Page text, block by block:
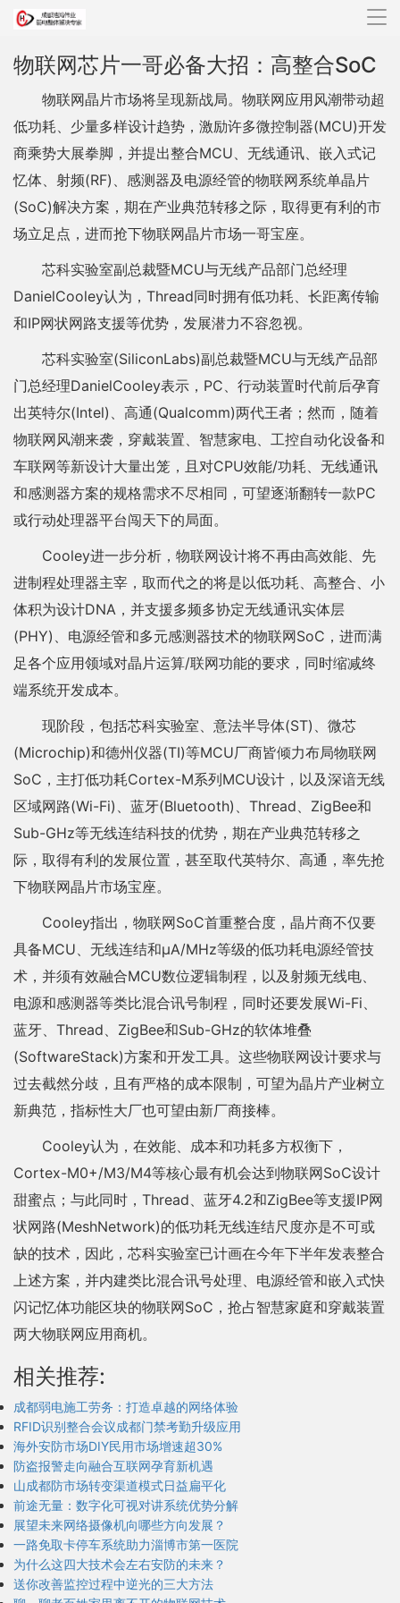
导
物联网芯片一哥必备大招：高整合SoC
物联网晶片市场将呈现新战局。物联网应用风潮带动超
低功耗、少量多样设计趋势，激励许多微控制器(MCU)开发
商乘势大展拳脚，并提出整合MCU、无线通讯、嵌入式记
忆体、射频(RF)、感测器及电源经管的物联网系统单晶片
(SoC)解决方案，期在产业典范转移之际，取得更有利的市
场立足点，进而抢下物联网晶片市场一哥宝座。
芯科实验室副总裁暨MCU与无线产品部门总经理
DanielCooley认为，Thread同时拥有低功耗、长距离传输
和IP网状网路支援等优势，发展潜力不容忽视。
芯科实验室(SiliconLabs)副总裁暨MCU与无线产品部
门总经理DanielCooley表示，PC、行动装置时代前后孕育
出英特尔(Intel)、高通(Qualcomm)两代王者；然而，随着
物联网风潮来袭，穿戴装置、智慧家电、工控自动化设备和
车联网等新设计大量出笼，且对CPU效能/功耗、无线通讯
和感测器方案的规格需求不尽相同，可望逐渐翻转一款PC
或行动处理器平台闯天下的局面。
Cooley进一步分析，物联网设计将不再由高效能、先
进制程处理器主宰，取而代之的将是以低功耗、高整合、小
体积为设计DNA，并支援多频多协定无线通讯实体层
(PHY)、电源经管和多元感测器技术的物联网SoC，进而满
足各个应用领域对晶片运算/联网功能的要求，同时缩减终
端系统开发成本。
现阶段，包括芯科实验室、意法半导体(ST)、微芯
(Microchip)和德州仪器(TI)等MCU厂商皆倾力布局物联网
SoC，主打低功耗Cortex-M系列MCU设计，以及深谙无线
区域网路(Wi-Fi)、蓝牙(Bluetooth)、Thread、ZigBee和
Sub-GHz等无线连结科技的优势，期在产业典范转移之
际，取得有利的发展位置，甚至取代英特尔、高通，率先抢
下物联网晶片市场宝座。
Cooley指出，物联网SoC首重整合度，晶片商不仅要
具备MCU、无线连结和μA/MHz等级的低功耗电源经管技
术，并须有效融合MCU数位逻辑制程，以及射频无线电、
电源和感测器等类比混合讯号制程，同时还要发展Wi-Fi、
蓝牙、Thread、ZigBee和Sub-GHz的软体堆叠
(SoftwareStack)方案和开发工具。这些物联网设计要求与
过去截然分歧，且有严格的成本限制，可望为晶片产业树立
新典范，指标性大厂也可望由新厂商接棒。
Cooley认为，在效能、成本和功耗多方权衡下，
Cortex-M0+/M3/M4等核心最有机会达到物联网SoC设计
甜蜜点；与此同时，Thread、蓝牙4.2和ZigBee等支援IP网
状网路(MeshNetwork)的低功耗无线连结尺度亦是不可或
缺的技术，因此，芯科实验室已计画在今年下半年发表整合
上述方案，并内建类比混合讯号处理、电源经管和嵌入式快
闪记忆体功能区块的物联网SoC，抢占智慧家庭和穿戴装置
两大物联网应用商机。
相关推荐:
成都弱电施工劳务：打造卓越的网络体验
RFID识别整合会议成都门禁考勤升级应用
海外安防市场DIY民用市场增速超30%
防盗报警走向融合互联网孕育新机遇
山成都防市场转变渠道模式日益扁平化
前途无量：数字化可视对讲系统优势分解
展望未来网络摄像机向哪些方向发展？
一路免取卡停车系统助力淄博市第一医院
为什么这四大技术会左右安防的未来？
送你改善监控过程中逆光的三大方法